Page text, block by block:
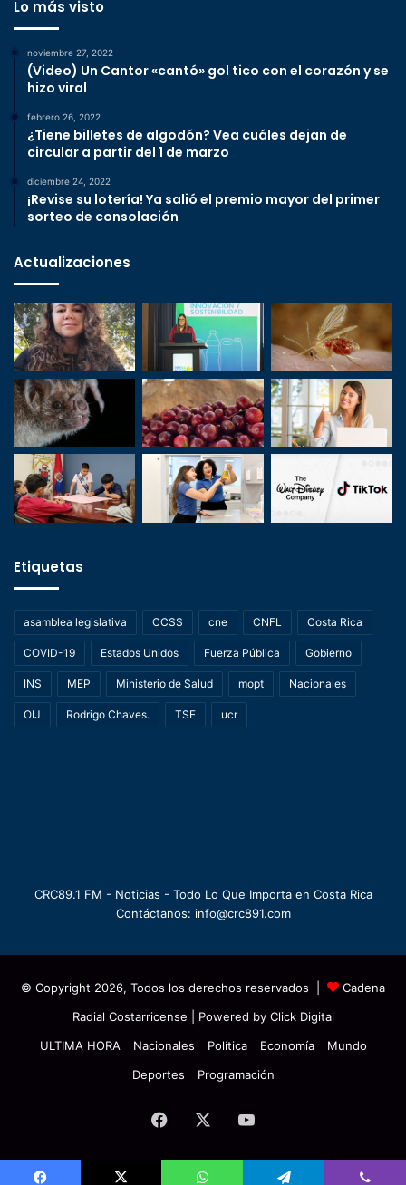
Lo más visto
noviembre 27, 2022
(Video) Un Cantor «cantó» gol tico con el corazón y se
hizo viral
febrero 26, 2022
¿Tiene billetes de algodón? Vea cuáles dejan de
circular a partir del 1 de marzo
diciembre 24, 2022
¡Revise su lotería! Ya salió el premio mayor del primer
sorteo de consolación
Actualizaciones
Etiquetas
asamblea legislativa CCSS cne CNFL Costa Rica
COVID-19 Estados Unidos Fuerza Pública Gobierno
INS MEP Ministerio de Salud mopt Nacionales
OIJ Rodrigo Chaves. TSE ucr
CRC89.1 FM - Noticias - Todo Lo Que Importa en Costa Rica
Contáctanos: info@crc891.com
© Copyright 2026, Todos los derechos reservados |
Cadena
Radial Costarricense | Powered by Click Digital
ULTIMA HORA
Nacionales Política Economía
Mundo
Deportes
Programación
Facebook YouTube